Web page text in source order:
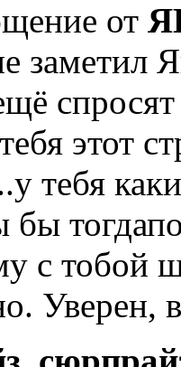
от
заметил
спросят
этот
тебя
бы
с тобой
Уверен,